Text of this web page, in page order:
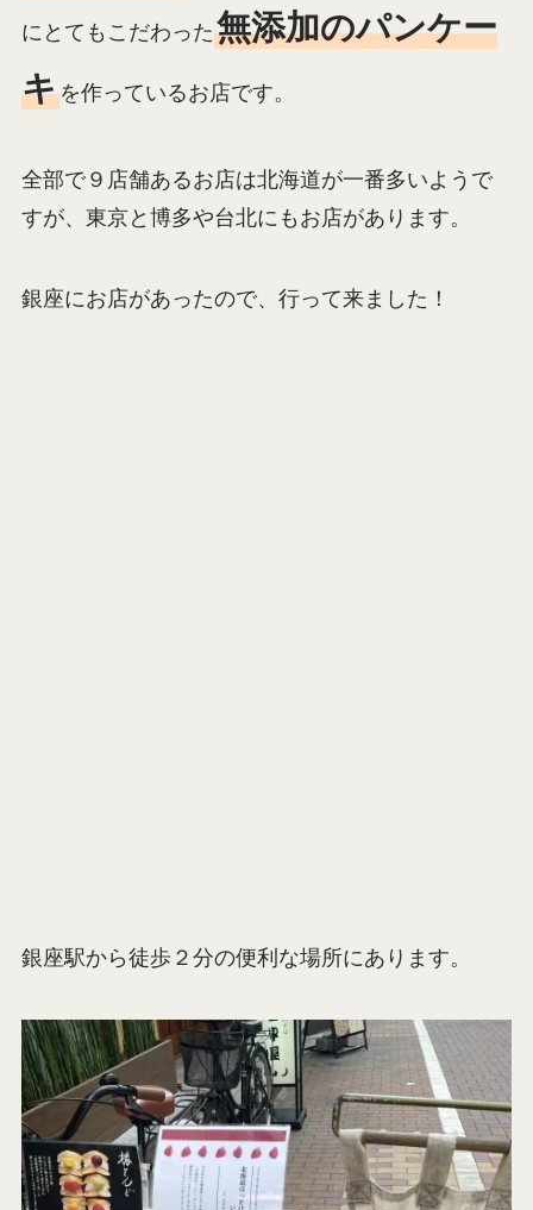
にとてもこだわった無添加のパンケー
キを作っているお店です。
全部で９店舗あるお店は北海道が一番多いようで
すが、東京と博多や台北にもお店があります。
銀座にお店があったので、行って来ました！
銀座駅から徒歩２分の便利な場所にあります。